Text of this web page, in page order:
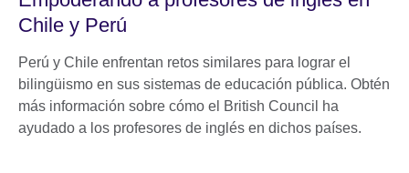
Chile y Perú
Perú y Chile enfrentan retos similares para lograr el
bilingüismo en sus sistemas de educación pública. Obtén
más información sobre cómo el British Council ha
ayudado a los profesores de inglés en dichos países.